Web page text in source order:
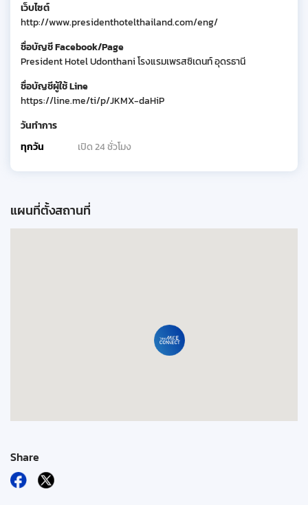
เว็บไซต์
http://www.presidenthotelthailand.com/eng/
ชื่อบัญชี Facebook/Page
President Hotel Udonthani โรงแรมเพรสซิเดนท์ อุดรธานี
ชื่อบัญชีผู้ใช้ Line
https://line.me/ti/p/JKMX-daHiP
วันทำการ
ทุกวัน
เปิด 24 ชั่วโมง
แผนที่ตั้งสถานที่
Share